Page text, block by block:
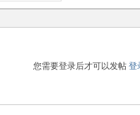
您需要登录后才可以发帖 登